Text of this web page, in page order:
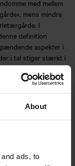
About
ads, to
med mellem
mens mindre
I
definition
aspekter i
i tal stiger stærkt i
at følge de
frem gennem